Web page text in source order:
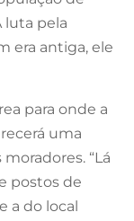
luta pela
era antiga, ele
para onde a
uma
“Lá
postos de
a do local